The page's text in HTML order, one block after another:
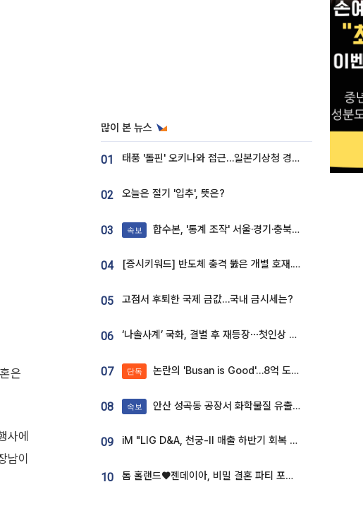
은
사에
남이
많이 본 뉴스
01 태풍 '돌핀' 오키나와 접근…일본기상청 경로 업데이트
02 오늘은 절기 '입추', 뜻은?
03 속보 합수본, '통계 조작' 서울·경기·충북 선관위 등 추가 압수수색
04 [증시키워드] 반도체 충격 뚫은 개별 호재...포스코퓨처엠·에코프로·한화솔루션 '눈길'
05 고점서 후퇴한 국제 금값…국내 금시세는?
06 ‘나솔사계’ 국화, 결별 후 재등장⋯첫인상 투표 휩쓸고 ‘인기녀’ 등극
07 단독 논란의 'Busan is Good'…8억 도시브랜드, 용산 대통령실 CI 업체가 수행
08 속보 안산 성곡동 공장서 화학물질 유출 사고 발생
09 iM "LIG D&A, 천궁-II 매출 하반기 회복 전망…방산 톱픽 유지"
10 톰 홀랜드♥젠데이아, 비밀 결혼 파티 포착⋯호텔 대관비만 9억